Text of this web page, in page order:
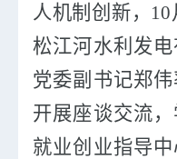
人机制创新， 10
松江河水利发电
党委副书记郑伟
开展座谈交流，
就业创业指导中